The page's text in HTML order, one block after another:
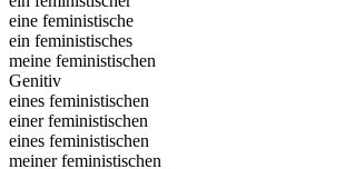
eine feministische
ein feministisches
meine feministischen
Genitiv
eines feministischen
einer feministischen
eines feministischen
meiner feministischen